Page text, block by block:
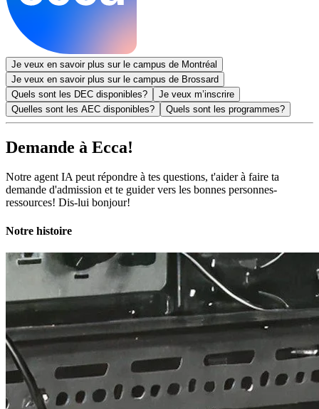
Je veux en savoir plus sur le campus de Montréal
Je veux en savoir plus sur le campus de Brossard
Quels sont les DEC disponibles?
Je veux m’inscrire
Quelles sont les AEC disponibles?
Quels sont les programmes?
Demande à Ecca!
Notre agent IA peut répondre à tes questions, t'aider à faire ta
demande d'admission et te guider vers les bonnes personnes-
ressources! Dis-lui bonjour!
Notre histoire